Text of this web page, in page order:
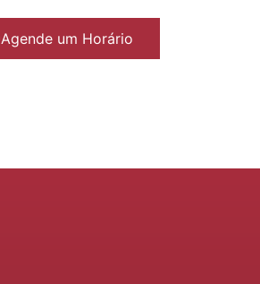
Agende um Horário